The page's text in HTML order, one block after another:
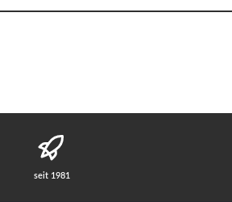
seit 1981